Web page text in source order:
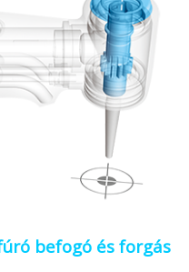
befogó és forgás